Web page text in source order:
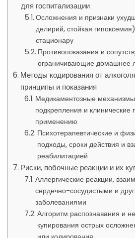
для госпитализации
Осложнения и признаки
делирий, стойкая
стационару
Противопоказания и
ограничивающие домашнее
Методы кодирования от
принципы и показания
Медикаментозные механизмы
подкрепления и клинические
применению
Психотерапевтические и
подходы, сроки действия и
реабилитацией
Риски, побочные реакции и их
Аллергические реакции,
сердечно-сосудистыми и
заболеваниями
Алгоритм распознавания и
купирования острых